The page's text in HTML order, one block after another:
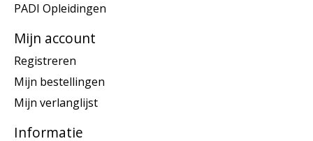
PADI Opleidingen
Mijn account
Registreren
Mijn bestellingen
Mijn verlanglijst
Informatie